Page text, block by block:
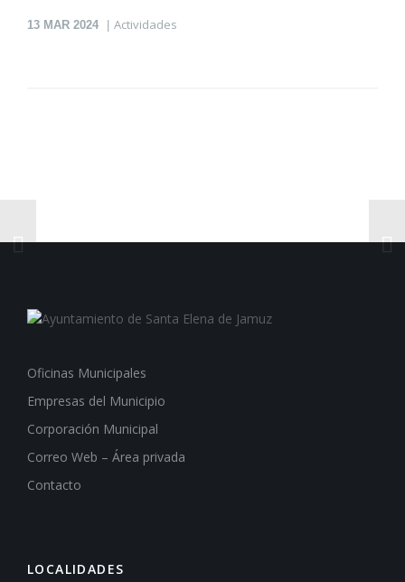
13 MAR 2024 Actividades
Oficinas Municipales
Empresas del Municipio
Corporación Municipal
Correo Web – Área privada
Contacto
LOCALIDADES